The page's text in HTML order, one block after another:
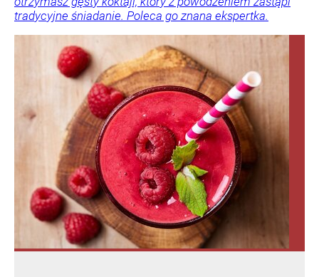
tradycyjne śniadanie. Poleca go znana ekspertka.